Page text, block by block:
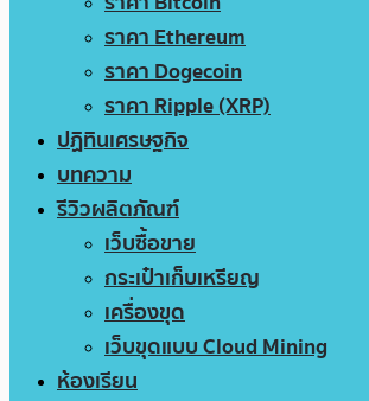
ราคา Ethereum
ราคา Dogecoin
ราคา Ripple (XRP)
ปฏิทินเศรษฐกิจ
บทความ
รีวิวผลิตภัณฑ์
เว็บซื้อขาย
กระเป๋าเก็บเหรียญ
เครื่องขุด
เว็บขุดแบบ Cloud Mining
ห้องเรียน